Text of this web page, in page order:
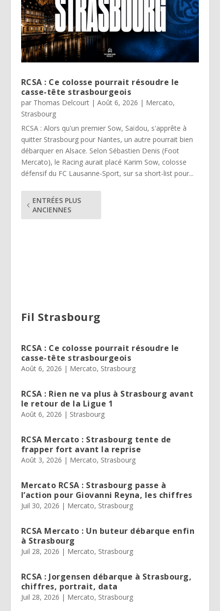
RCSA : Ce colosse pourrait résoudre le
casse-tête strasbourgeois
par Thomas Delcourt| Août 6, 2026 | Mercato,
Strasbourg
RCSA : Alors qu'un premier Sow, Saïdou, s'apprête à
quitter Strasbourg pour Nantes, un autre pourrait bien
débarquer en Alsace. Selon Sébastien Denis (Foot
Mercato), le Racing aurait placé Karim Sow, colosse
défensif du FC Lausanne-Sport, sur sa short-list pour...
ENTRÉES PLUS
ANCIENNES
Fil Strasbourg
RCSA : Ce colosse pourrait résoudre le
casse-tête strasbourgeois
Août 6, 2026 | Mercato, Strasbourg
RCSA : Rien ne va plus à Strasbourg avant
le retour de la Ligue 1
Août 6, 2026 | Strasbourg
RCSA Mercato : Strasbourg tente de
frapper fort avant la reprise
Août 3, 2026 | Mercato, Strasbourg
Mercato RCSA : Strasbourg passe à
l’action pour Giovanni Reyna, les chiffres
Juil 30, 2026 | Mercato, Strasbourg
RCSA Mercato : Un buteur débarque enfin
à Strasbourg
Juil 28, 2026 | Mercato, Strasbourg
RCSA : Jorgensen débarque à Strasbourg,
chiffres, portrait, data
Juil 28, 2026 | Mercato, Strasbourg